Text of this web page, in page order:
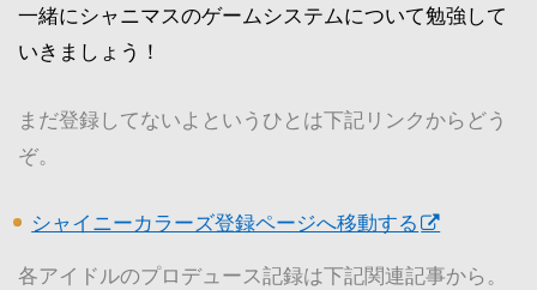
一緒にシャニマスのゲームシステムについて勉強して
いきましょう！
まだ登録してないよというひとは下記リンクからどう
ぞ。
シャイニーカラーズ登録ページへ移動する
各アイドルのプロデュース記録は下記関連記事から。